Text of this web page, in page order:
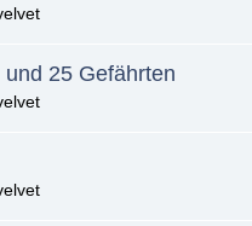
25 Gefährten